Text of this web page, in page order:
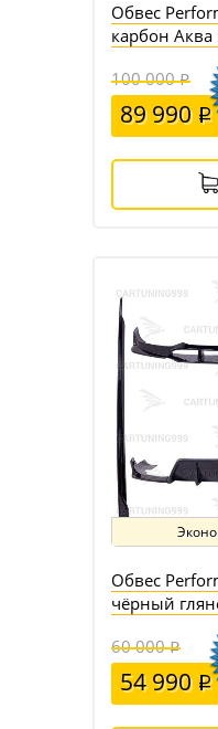
Обвес
карбон
100 000
89 990
Обвес
чёрный
60 000
54 990